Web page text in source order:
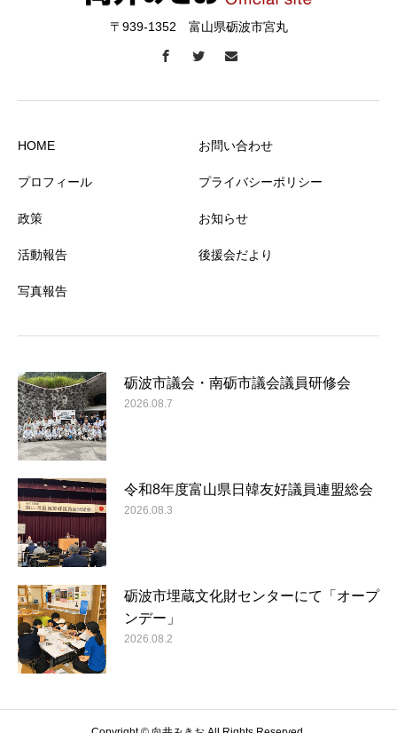
〒939-1352 富山県砺波市宮丸
HOME
プロフィール
政策
活動報告
写真報告
お問い合わせ
プライバシーポリシー
お知らせ
後援会だより
砺波市議会・南砺市議会議員研修会
2026.08.7
令和8年度富山県日韓友好議員連盟総会
2026.08.3
砺波市埋蔵文化財センターにて「オープ
ンデー」
2026.08.2